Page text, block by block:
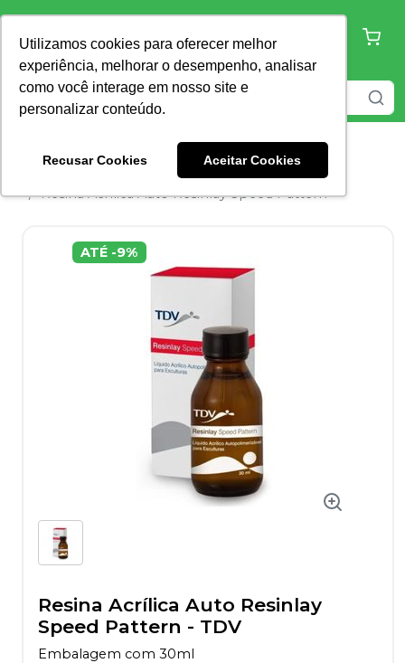
Utilizamos cookies para oferecer melhor
experiência, melhorar o desempenho, analisar
como você interage em nosso site e
personalizar conteúdo.
Recusar Cookies Aceitar Cookies
Prótese Laboratorial
Resina Acrílica
Resina Acrílica Auto Resinlay Speed Pattern
ATÉ -9%
Resina Acrílica Auto Resinlay
Speed Pattern - TDV
Embalagem com 30ml